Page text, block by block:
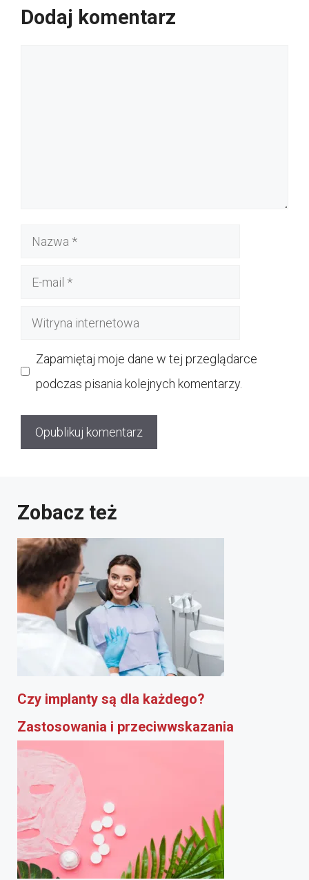
Dodaj komentarz
Nazwa
Witryna
Zapamiętaj moje dane w tej przeglądarce
podczas pisania kolejnych komentarzy.
Zobacz też
Czy implanty są dla każdego?
Zastosowania i przeciwwskazania